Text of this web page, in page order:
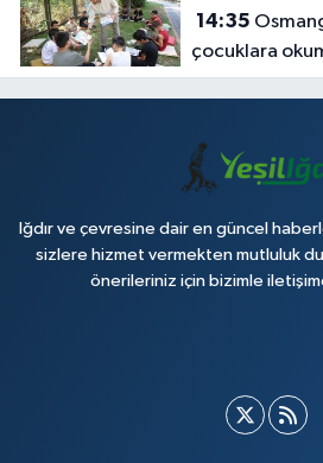
14:35
çocuklara
kazandırıyor
Iğdır ve çevresine dair en güncel
sizlere hizmet vermekten mutluluk
önerileriniz için bizimle